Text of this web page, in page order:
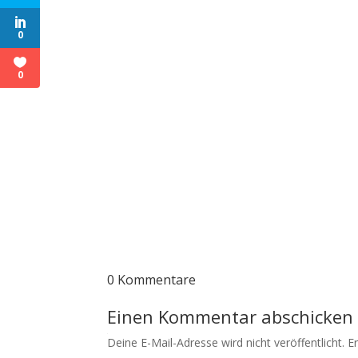
0 Kommentare
Einen Kommentar abschicken
Deine E-Mail-Adresse wird nicht veröffentlicht.
0
0